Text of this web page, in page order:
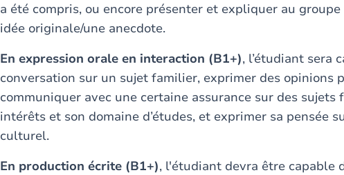
a été compris, ou encore présenter et expliquer au
idée originale/une anecdote.
En expression orale en interaction (B1+), l’étudiant sera
conversation sur un sujet familier, exprimer des opinions
communiquer avec une certaine assurance sur des sujets
intérêts et son domaine d’études, et exprimer sa pensée
culturel.
En production écrite (B1+), l'étudiant devra être capable